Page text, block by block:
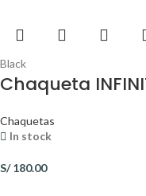
Black
Chaqueta
Chaquetas
In stock
S/180.00